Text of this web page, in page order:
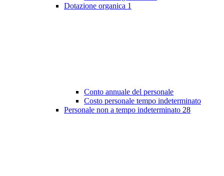
Dotazione organica 1
Conto annuale del personale
Costo personale tempo indeterminato
Personale non a tempo indeterminato 28